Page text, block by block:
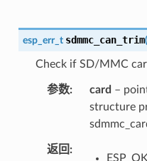
esp_err_t sdmmc_can_trim(
Check if SD/MMC
参数 card –
structure
返回